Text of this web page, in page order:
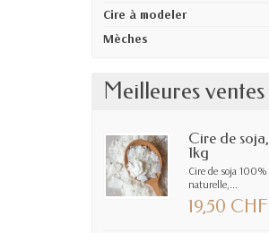
Cire à modeler
Mèches
Meilleures ventes
Cire de soja,
1kg
Cire de soja 100%
naturelle,...
19,50 CHF